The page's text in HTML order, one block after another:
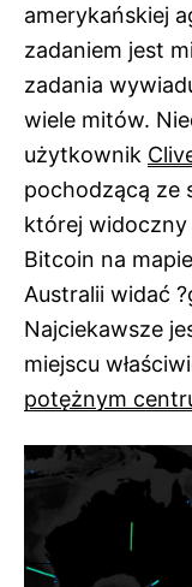
amerykańskiej
zadaniem jest
zadania
wiele mitów.
użytkownik
pochodzącą ze
której widoczny
Bitcoin na
Australii widać
Najciekawsze
miejscu
potężnym